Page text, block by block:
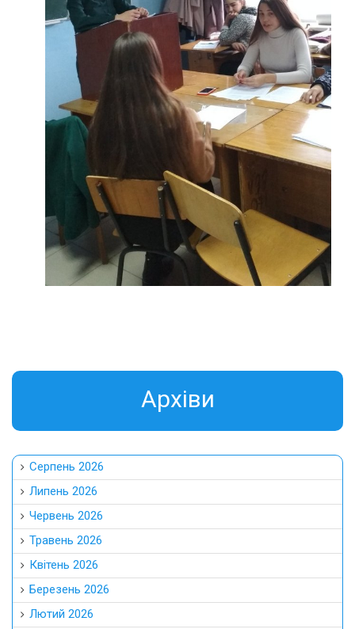
Aрхіви
Серпень 2026
Липень 2026
Червень 2026
Травень 2026
Квітень 2026
Березень 2026
Лютий 2026